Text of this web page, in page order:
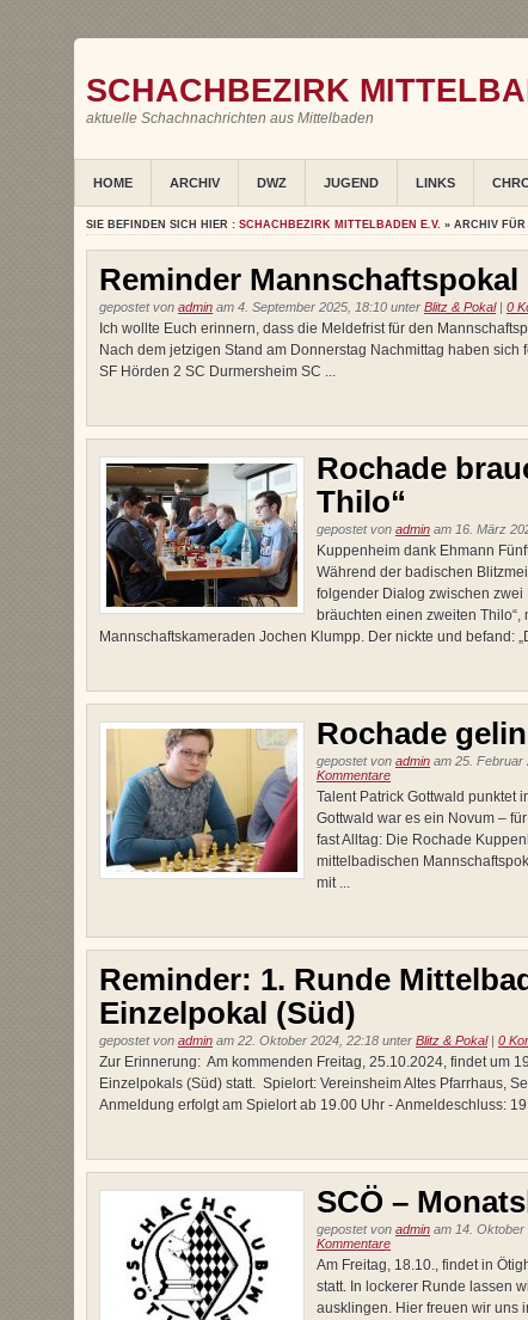
SCHACHBEZIRK
aktuelle Schachnachrichten aus Mittelbaden
HOME ARCHIV DWZ JUGEND LINKS
SIE BEFINDEN SICH HIER : SCHACHBEZIRK MITTELBADEN E.V. » ARCHIV
Reminder Mannschaftspokal
gepostet von admin am 4. September 2025, 18:10 unter Blitz & Pokal| 0
Ich wollte Euch erinnern, dass die Meldefrist für den
Nach dem jetzigen Stand am Donnerstag Nachmittag haben sich
SF Hörden 2 SC Durmersheim SC ...
Rochade
Thilo“
gepostet von admin am 16. März
Kuppenheim dank Ehmann
Während der badischen
folgender Dialog zwischen
bräuchten einen zweiten
Mannschaftskameraden Jochen Klumpp. Der nickte und befand:
Rochade
gepostet von admin am 25. Februar
Kommentare
Talent Patrick Gottwald punktet
Gottwald war es ein Novum –
fast Alltag: Die Rochade
mittelbadischen
mit ...
Reminder: 1. Runde
Einzelpokal (Süd)
gepostet von admin am 22. Oktober 2024, 22:18 unter Blitz & Pokal| 0
Zur Erinnerung: Am kommenden Freitag, 25.10.2024, findet um
Einzelpokals (Süd) statt. Spielort: Vereinsheim Altes Pfarrhaus,
Anmeldung erfolgt am Spielort ab 19.00 Uhr - Anmeldeschluss:
SCÖ –
gepostet von admin am 14. Oktober
Kommentare
Am Freitag, 18.10., findet in
statt. In lockerer Runde lassen
ausklingen. Hier freuen wir uns